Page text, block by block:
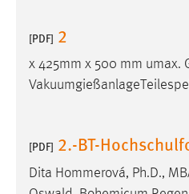
[PDF] 2
x 425mm x 500 mm umax.
[PDF] 2.-BT-
Dita Hommerová, Ph.D.,
Name:
Anbieter: Facebook
Cookie Laufzeit: 3 Monate